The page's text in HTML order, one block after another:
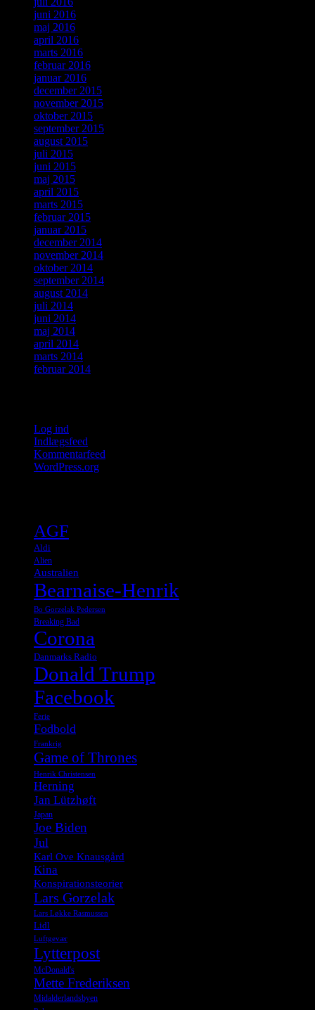
juni 2016
maj 2016
april 2016
marts 2016
februar 2016
januar 2016
december 2015
november 2015
oktober 2015
september 2015
august 2015
juli 2015
juni 2015
maj 2015
april 2015
marts 2015
februar 2015
januar 2015
december 2014
november 2014
oktober 2014
september 2014
august 2014
juli 2014
juni 2014
maj 2014
april 2014
marts 2014
februar 2014
Log ind
Indlægsfeed
Kommentarfeed
WordPress.org
AGF
Aldi
Alien
Australien
Bearnaise-Henrik
Bo Gorzelak Pedersen
Breaking Bad
Corona
Danmarks Radio
Donald Trump
Facebook
Ferie
Fodbold
Frankrig
Game of Thrones
Henrik Christensen
Herning
Jan Lützhøft
Japan
Joe Biden
Jul
Karl Ove Knausgård
Kina
Konspirationsteorier
Lars Gorzelak
Lars Løkke Rasmussen
Lidl
Luftgevær
Lytterpost
McDonald's
Mette Frederiksen
Midalderlandsbyen